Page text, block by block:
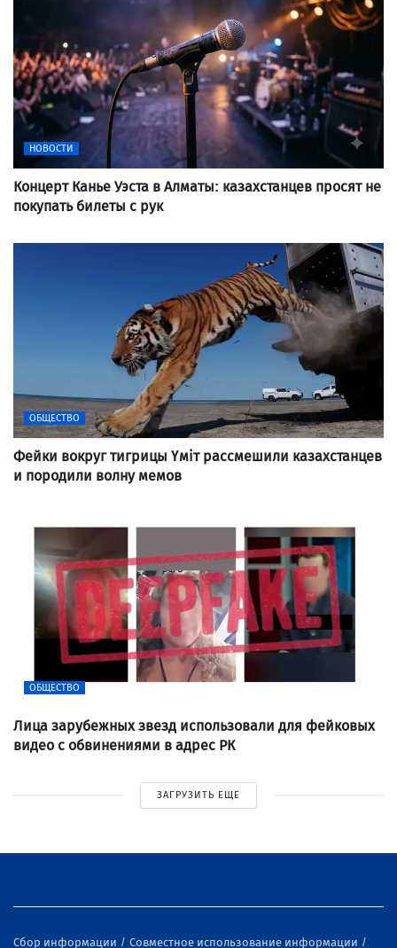
НОВОСТИ
Концерт Канье Уэста в Алматы: казахстанцев просят не
покупать билеты с рук
ОБЩЕСТВО
Фейки вокруг тигрицы Үміт рассмешили казахстанцев
и породили волну мемов
ОБЩЕСТВО
Лица зарубежных звезд использовали для фейковых
видео с обвинениями в адрес РК
ЗАГРУЗИТЬ ЕЩЕ
Сбор информации Совместное использование информации